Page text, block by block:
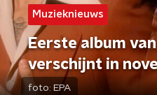
Muzieknieuws
Eerste album
verschijnt in
foto: EPA